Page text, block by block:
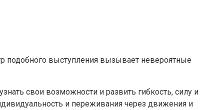
подобного выступления вызывает невероятные
свои возможности и развить гибкость, силу и
и переживания через движения и